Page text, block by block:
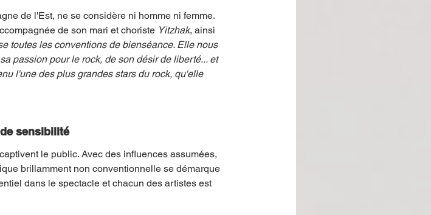
de l'Est, ne se considère ni homme ni femme.
de son mari et choriste Yitzhak, ainsi
toutes les conventions de bienséance. Elle nous
passion pour le rock, de son désir de liberté... et
l'une des plus grandes stars du rock, qu'elle
sensibilité
le public. Avec des influences assumées,
brillamment non conventionnelle se démarque
dans le spectacle et chacun des artistes est